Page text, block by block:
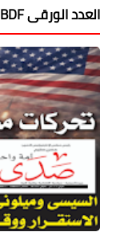
العدد الورقى BDF.. تغطية شاملة